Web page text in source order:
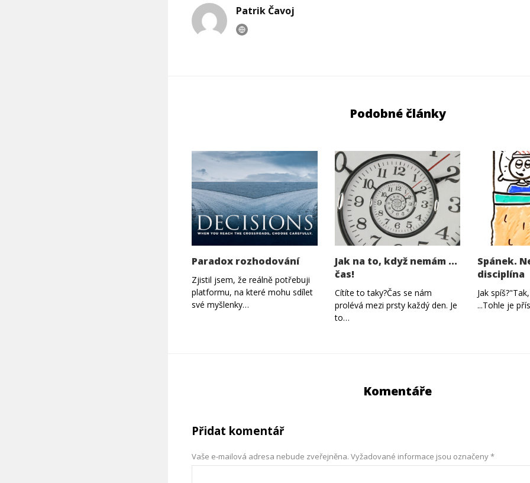
Patrik Čavoj
Podobné články
Paradox rozhodování
Zjistil jsem, že reálně potřebuji
platformu, na které mohu sdílet
své myšlenky…
Jak na to, když nemám ...
čas!
Cítíte to taky?Čas se nám
prolévá mezi prsty každý den. Je
to…
Spánek.
disciplína
Jak
...Tohle je
Komentáře
Přidat komentář
Vaše e-mailová adresa nebude zveřejněna. Vyžadované informace jsou označeny*